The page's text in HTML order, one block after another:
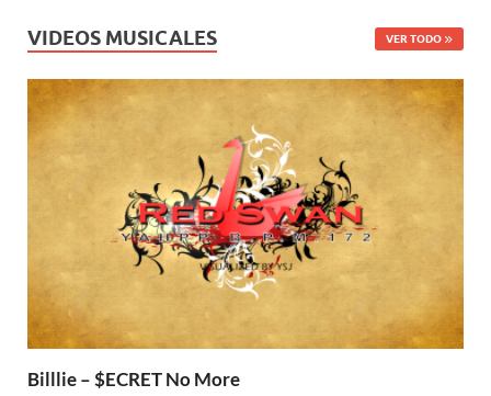
VIDEOS MUSICALES VER TODO
Billlie – $ECRET No More